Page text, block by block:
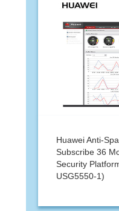
Huawei Anti-
Subscribe 36
Security
USG5550-1)